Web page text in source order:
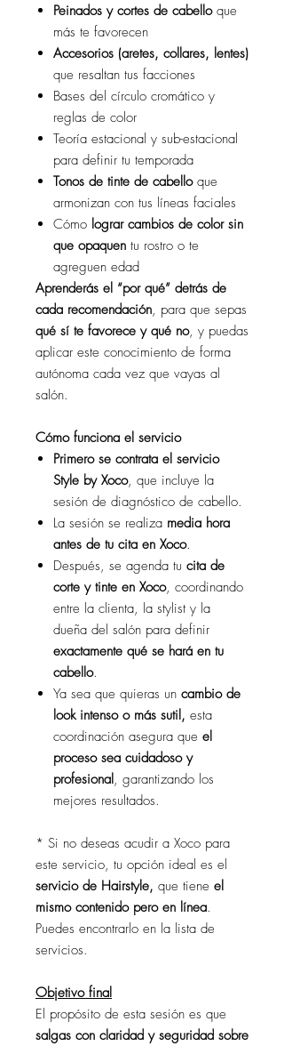
Peinados y cortes de cabello que
más te favorecen
Accesorios (aretes, collares, lentes)
que resaltan tus facciones
Bases del círculo cromático y
reglas de color
Teoría estacional y sub-estacional
para definir tu temporada
Tonos de tinte de cabelloque
armonizan con tus líneas faciales
Cómo lograr cambios de color sin
que opaquen tu rostro o te
agreguen edad
Aprenderás el “por qué” detrás de
cada recomendación, para que sepas
qué sí te favorece y qué no, y puedas
aplicar este conocimiento de forma
autónoma cada vez que vayas al
salón.
Cómo funciona el servicio
Primero se contrata el servicio
Style by Xoco, que incluye la
sesión de diagnóstico de cabello.
La sesión se realiza media hora
antes de tu cita en Xoco.
Después, se agenda tu cita de
corte y tinte en Xoco, coordinando
entre la clienta, la stylist y la
dueña del salón para definir
exactamente qué se hará en tu
cabello.
Ya sea que quieras un cambio de
look intenso o más sutil, esta
coordinación asegura que el
proceso sea cuidadoso y
profesional, garantizando los
mejores resultados.
* Si no deseas acudir a Xoco para
este servicio, tu opción ideal es el
servicio de Hairstyle, que tiene el
mismo contenido pero en línea.
Puedes encontrarlo en la lista de
servicios.
Objetivo final
El propósito de esta sesión es que
salgas con claridad y seguridad sobre